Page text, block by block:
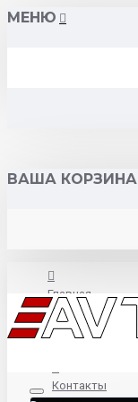
МЕНЮ
ВАША КОРЗИНА
Главная
О нас
Контакты